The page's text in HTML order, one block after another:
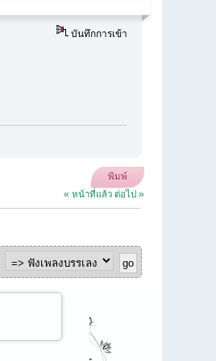
บันทึกการเข้า
พิมพ์
« หน้าที่แล้ว ต่อไป »